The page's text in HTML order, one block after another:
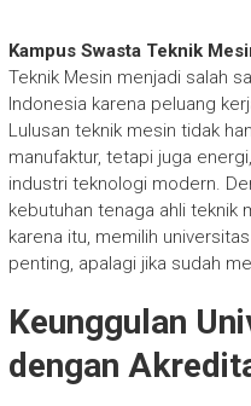
Kampus Swasta Teknik
Teknik Mesin menjadi salah
Indonesia karena peluang
Lulusan teknik mesin tidak
manufaktur, tetapi juga
industri teknologi modern.
kebutuhan tenaga ahli teknik
karena itu, memilih
penting, apalagi jika sudah
Keunggulan
dengan